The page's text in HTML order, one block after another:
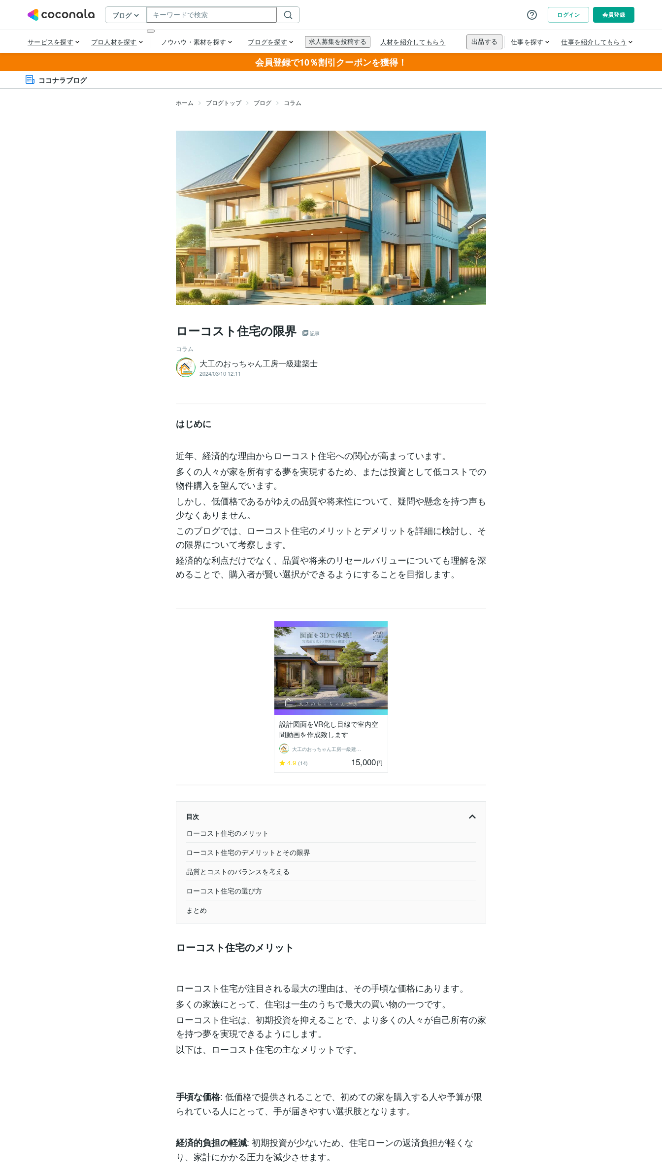
会員登録で10％割引クーポンを獲得！
ココナラブログ
ホーム ブログトップ ブログ コラム
ローコスト住宅の限界 記事
コラム
大工のおっちゃん工房一級建築士
2024/03/10 12:11
はじめに
近年、経済的な理由からローコスト住宅への関心が高まっています。
多くの人々が家を所有する夢を実現するため、または投資として低コストでの
物件購入を望んでいます。
しかし、低価格であるがゆえの品質や将来性について、疑問や懸念を持つ声も
少なくありません。
このブログでは、ローコスト住宅のメリットとデメリットを詳細に検討し、そ
の限界について考察します。
経済的な利点だけでなく、品質や将来のリセールバリューについても理解を深
めることで、購入者が賢い選択ができるようにすることを目指します。
設計図面をVR化し目線で室内空
間動画を作成致します
大工のおっちゃん工房一級建築士
4.9 (14) 15,000円
目次
ローコスト住宅のメリット
ローコスト住宅のデメリットとその限界
品質とコストのバランスを考える
ローコスト住宅の選び方
まとめ
ローコスト住宅のメリット
ローコスト住宅が注目される最大の理由は、その手頃な価格にあります。
多くの家族にとって、住宅は一生のうちで最大の買い物の一つです。
ローコスト住宅は、初期投資を抑えることで、より多くの人々が自己所有の家
を持つ夢を実現できるようにします。
以下は、ローコスト住宅の主なメリットです。
手頃な価格: 低価格で提供されることで、初めての家を購入する人や予算が限
られている人にとって、手が届きやすい選択肢となります。
経済的負担の軽減: 初期投資が少ないため、住宅ローンの返済負担が軽くな
り、家計にかかる圧力を減少させます。